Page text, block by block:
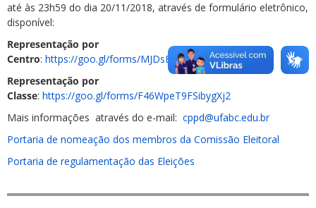
até às 23h59 do dia 20/11/2018, através de formulário eletrônico,
disponível:
Representação por
Centro: https://goo.gl/forms/MJDsBDyewDm4IgUh1
Representação por
Classe: https://goo.gl/forms/F46WpeT9FSibygXj2
Mais informações através do e-mail: cppd@ufabc.edu.br
Portaria de nomeação dos membros da Comissão Eleitoral
Portaria de regulamentação das Eleições